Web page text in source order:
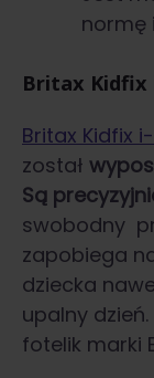
normę
Britax Kidfix
Britax Kidfix
został
Są
swobodny
zapobiega
dziecka
upalny
fotelik marki